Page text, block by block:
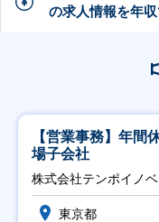
の求人情報を年
【営業事務】年間
場子会社
株式会社テンポイノ
東京都